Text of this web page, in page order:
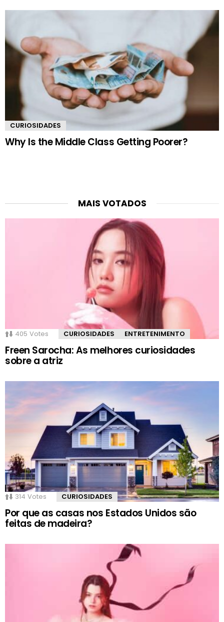
CURIOSIDADES
Why Is the Middle Class Getting Poorer?
MAIS VOTADOS
405 Votes CURIOSIDADES ENTRETENIMENTO
Freen Sarocha: As melhores curiosidades
sobre a atriz
314 Votes CURIOSIDADES
Por que as casas nos Estados Unidos são
feitas de madeira?